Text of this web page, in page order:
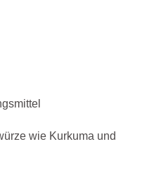
wie Kurkuma und